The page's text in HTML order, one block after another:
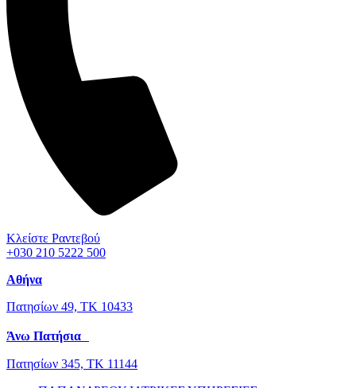
Κλείστε Ραντεβού
+030 210 5222 500
Αθήνα
Πατησίων 49, ΤΚ 10433
Άνω Πατήσια
Πατησίων 345, ΤΚ 11144